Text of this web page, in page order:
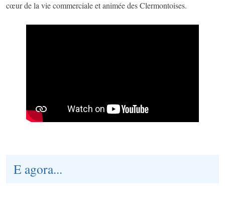
cœur de la vie commerciale et animée des Clermontoises.
E agora...